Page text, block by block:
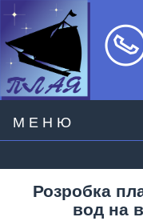
МЕНЮ
Розробка
вод на